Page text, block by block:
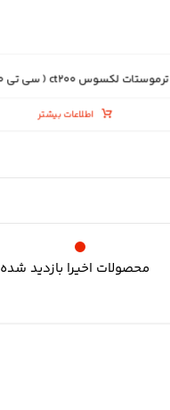
ترموستات لکسوس ct۲۰۰ ( سی تی ۲۰۰ )
اطلاعات بیشتر
محصولات اخیرا بازدید شده